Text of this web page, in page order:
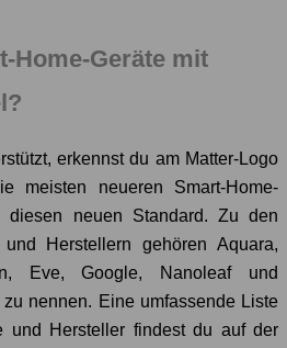
Home-Geräte mit
erkennst du am Matter-Logo
meisten neueren Smart-Home-
diesen neuen Standard. Zu den
und Herstellern gehören Aquara,
Eve, Google, Nanoleaf und
nennen. Eine umfassende Liste
und Hersteller findest du auf der